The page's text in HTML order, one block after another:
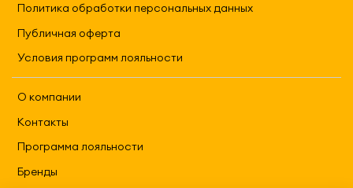
Политика обработки персональных данных
Публичная оферта
Условия программ лояльности
О компании
Контакты
Программа лояльности
Бренды